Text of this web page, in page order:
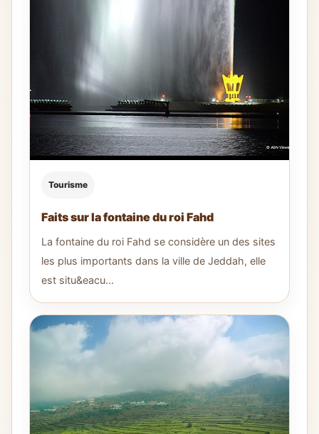
Tourisme
Faits sur la fontaine du roi Fahd
La fontaine du roi Fahd se considère un des sites
les plus importants dans la ville de Jeddah, elle
est situ&eacu...